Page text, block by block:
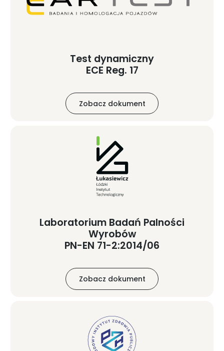
Test dynamiczny
ECE Reg. 17
Zobacz dokument
Laboratorium Badań Palności
Wyrobów
PN-EN 71-2:2014/06
Zobacz dokument